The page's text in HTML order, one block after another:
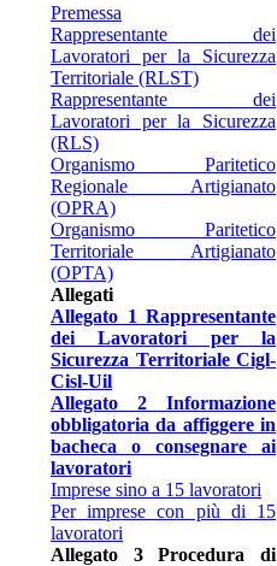
Premessa
Rappresentante dei
Lavoratori per la Sicurezza
Territoriale (RLST)
Rappresentante dei
Lavoratori per la Sicurezza
(RLS)
Organismo Paritetico
Regionale Artigianato
(OPRA)
Organismo Paritetico
Territoriale Artigianato
(OPTA)
Allegati
Allegato 1 Rappresentante
dei Lavoratori per la
Sicurezza Territoriale Cigl-
Cisl-Uil
Allegato 2 Informazione
obbligatoria da affiggere in
bacheca o consegnare ai
lavoratori
Imprese sino a 15 lavoratori
Per imprese con più di 15
lavoratori
Allegato 3 Procedura di